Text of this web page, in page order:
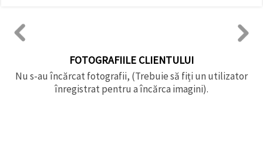
FOTOGRAFIILE CLIENTULUI
Nu s-au încărcat fotografii, (Trebuie să fiți un utilizator
înregistrat pentru a încărca imagini).